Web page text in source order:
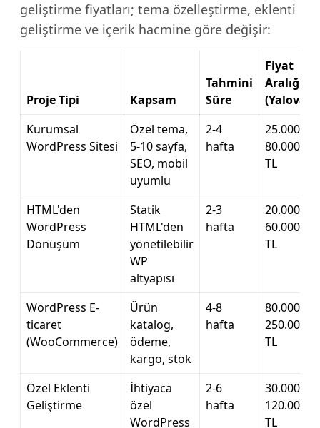
geliştirme fiyatları; tema özelleştirme, eklenti
geliştirme ve içerik hacmine göre değişir:
Proje Tipi Kapsam
Tahmini
Süre
Fiyat
Aralığı
(Yalova)
Kurumsal
WordPress Sitesi
Özel tema,
5-10 sayfa,
SEO, mobil
uyumlu
2-4
hafta
25.000 –
80.000
TL
HTML'den
WordPress
Dönüşüm
Statik
HTML'den
yönetilebilir
WP
altyapısı
2-3
hafta
20.000 –
60.000
TL
WordPress E-
ticaret
(WooCommerce)
Ürün
katalog,
ödeme,
kargo, stok
4-8
hafta
80.000 –
250.000
TL
Özel Eklenti
Geliştirme
İhtiyaca
özel
WordPress
2-6
hafta
30.000 –
120.000
TL